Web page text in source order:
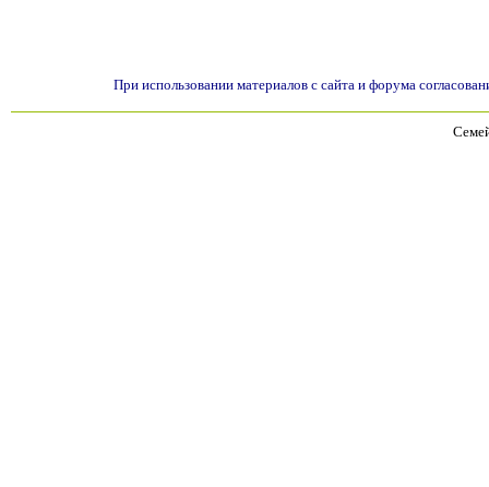
При использовании материалов с сайта и форума